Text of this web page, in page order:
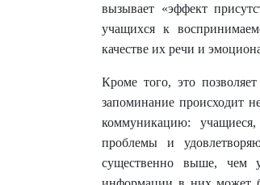
вызывает «эффект
учащихся к
качестве их речи и
Кроме того, это
запоминание происходит
коммуникацию:
проблемы и
существенно выше, чем у